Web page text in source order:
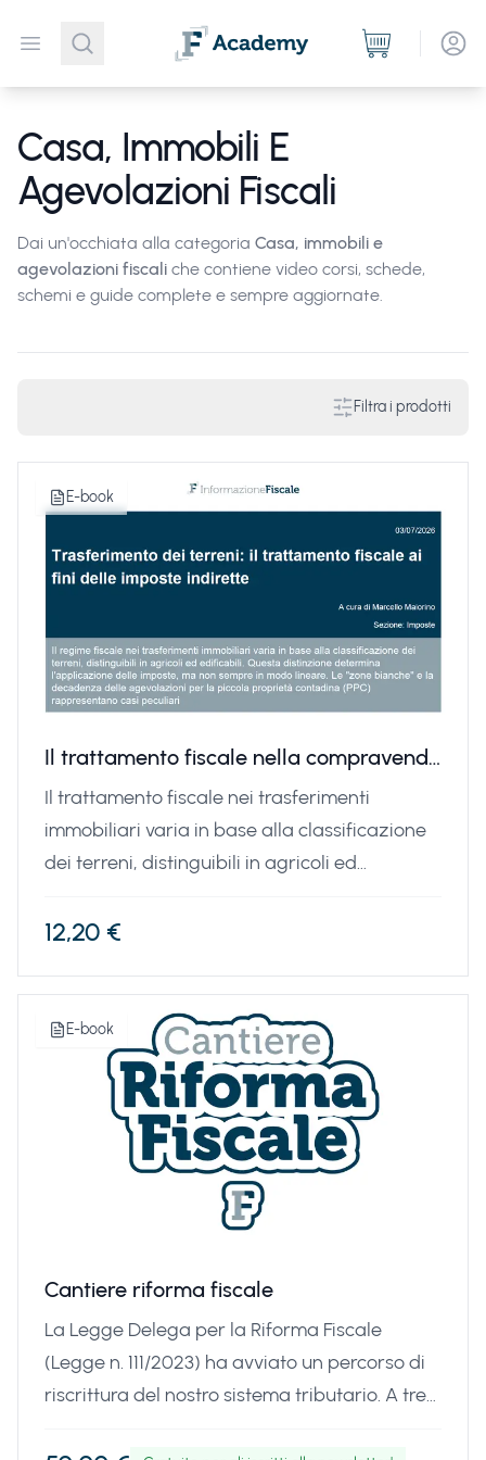
Open menu
Casa, Immobili E
Agevolazioni Fiscali
Dai un'occhiata alla categoria Casa, immobili e
agevolazioni fiscali che contiene video corsi, schede,
schemi e guide complete e sempre aggiornate.
Filtra i prodotti
E-book
Il trattamento fiscale nella compravendita dei terreni
Il trattamento fiscale nei trasferimenti
immobiliari varia in base alla classificazione
dei terreni, distinguibili in agricoli ed
l’applicazione delle imposte, ma non sempre
di Marcello Maiorino, grande esperto in
materia, comprenderai come funziona la
tassazione dei terreni, quali imposte vanno
pagate e che spazi di ottimizzazione fiscale
sono disponibili
12,20 €
E-book
Cantiere riforma fiscale
La Legge Delega per la Riforma Fiscale
(Legge n. 111/2023) ha avviato un percorso di
riscrittura del nostro sistema tributario. A tre